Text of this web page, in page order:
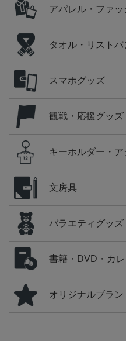
アパレル・ファ
タオル・リストバ
スマホグッズ
観戦・応援グッズ
キーホルダー・
文房具
バラエティグッズ
書籍・DVD・カ
オリジナルブラン